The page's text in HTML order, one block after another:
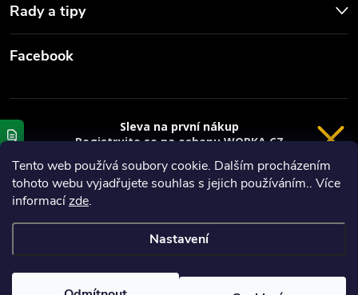
Tento web používá soubory cookie. Dalším procházením
tohoto webu vyjadřujete souhlas s jejich používáním.. Více
informacízde.
Nastavení
Rady a tipy
Facebook
Vytvořil Shoptet
Copyright 2026
Sleva na první nákup
Registrujte se na eshopu WORKA.CZ
sleva 100 Kč* na nákup je Vaše.
Registrace
Privacy policy
VRÁCENÍ 14 DNÍ